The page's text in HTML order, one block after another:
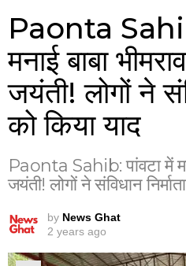
Paonta
मनाई बाबा
जयंती! लोगों ने
को किया याद
Paonta Sahib: पांवटा में
जयंती! लोगों ने संविधान
by News Ghat
2 years ago